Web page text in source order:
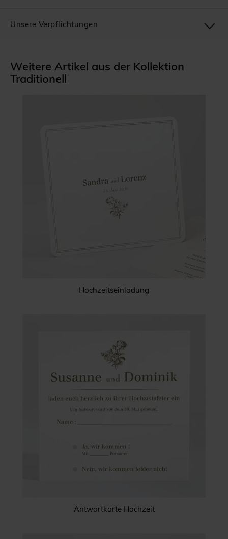
Weitere Artikel aus der Kollektion
Traditionell
Hochzeitseinladung
Antwortkarte Hochzeit
Unsere Verpflichtungen